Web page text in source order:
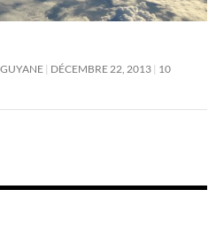
DÉCEMBRE 22, 2013 10